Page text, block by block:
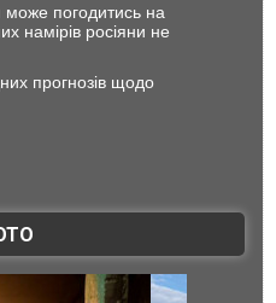
погодитись на
намірів росіяни не
прогнозів щодо